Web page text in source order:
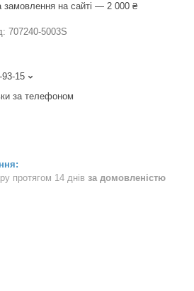
замовлення на сайті — 2 000 ₴
707240-5003S
15
за телефоном
протягом 14 днів за домовленістю